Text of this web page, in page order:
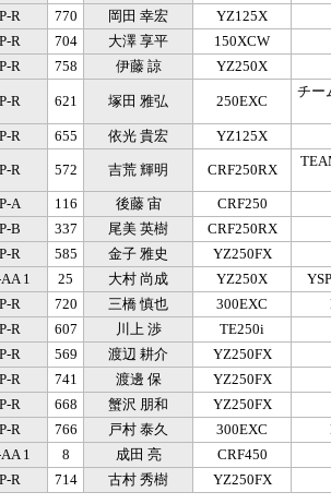
R 770 岡田 幸宏
YZ125X
R 704 大澤 享平
150XCW
R 758 伊藤 諒 YZ250X
R 621 塚田 雅弘 250EXC
チー
R 655 依光 貴宏 YZ125X
R 572 吉荒 輝明 CRF250RX
A 116 後藤 宙
CRF250
B 337 尾美 英樹
CRF250RX
R 585 金子 雅史
YZ250FX
1 25 大村 尚成 YZ250X
R 720 三橋 慎也 300EXC
R 607 川上 渉
TE250i
R 569 渡辺 耕介
YZ250FX
R 741 渡邊 保
YZ250FX
R 668 蟹沢 朋和
YZ250FX
R 766 戸村 泰久 300EXC
1 8 成田 亮
CRF450
R 714 古村 秀樹 YZ250FX